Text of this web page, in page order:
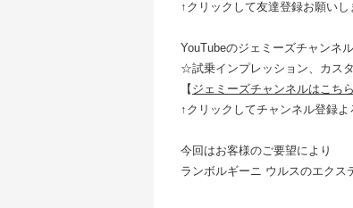
↑クリックして友達登録お願いし
YouTubeのジェミーズチャンネ
☆試乗インプレッション、カス
【 ジェミーズチャンネルはこち
↑クリックしてチャンネル登録
今回はお客様のご要望により
ランボルギーニ ウルスのエクス